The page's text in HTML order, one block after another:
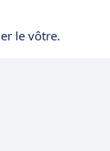
le vôtre.